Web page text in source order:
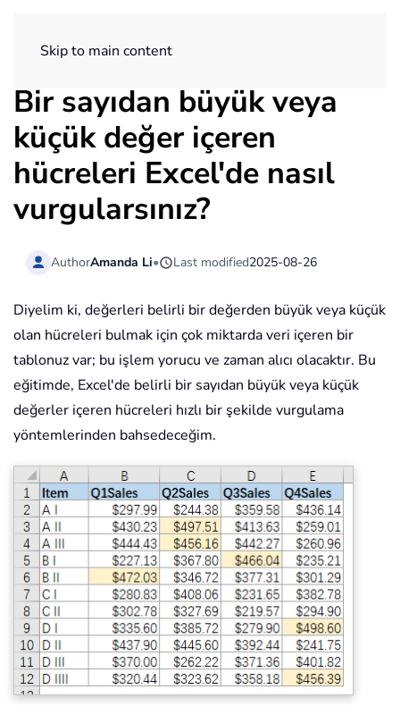
Skip to main content
Bir sayıdan büyük veya
küçük değer içeren
hücreleri Excel'de nasıl
vurgularsınız?
AuthorAmanda Li• Last modified2025-08-26
Diyelim ki, değerleri belirli bir değerden büyük veya küçük
olan hücreleri bulmak için çok miktarda veri içeren bir
tablonuz var; bu işlem yorucu ve zaman alıcı olacaktır. Bu
eğitimde, Excel'de belirli bir sayıdan büyük veya küçük
değerler içeren hücreleri hızlı bir şekilde vurgulama
yöntemlerinden bahsedeceğim.